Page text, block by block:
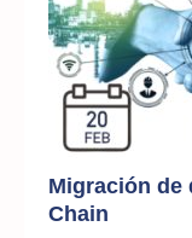
Migración de
Chain